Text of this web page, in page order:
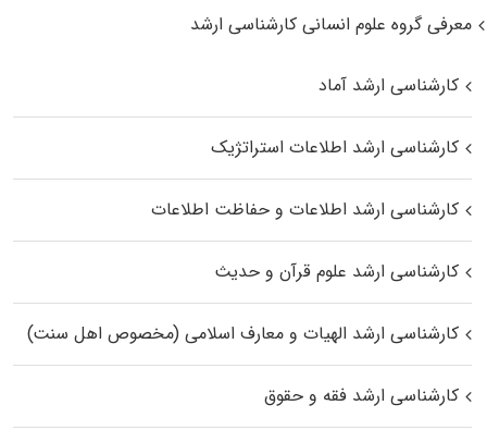
معرفی گروه علوم انسانی کارشناسی ارشد
کارشناسی ارشد آماد
کارشناسی ارشد اطلاعات استراتژیک
کارشناسی ارشد اطلاعات و حفاظت اطلاعات
کارشناسی ارشد علوم قرآن و حدیث
کارشناسی ارشد الهیات و معارف اسلامی (مخصوص اهل سنت)
کارشناسی ارشد فقه و حقوق